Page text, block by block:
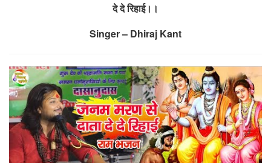
दे दे रिहाई।।
Singer – Dhiraj Kant